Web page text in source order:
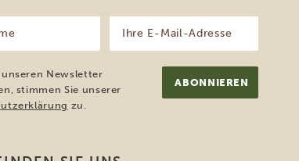
Mail-
(erforderlich)
unseren Newsletter
stimmen Sie unserer
zu.